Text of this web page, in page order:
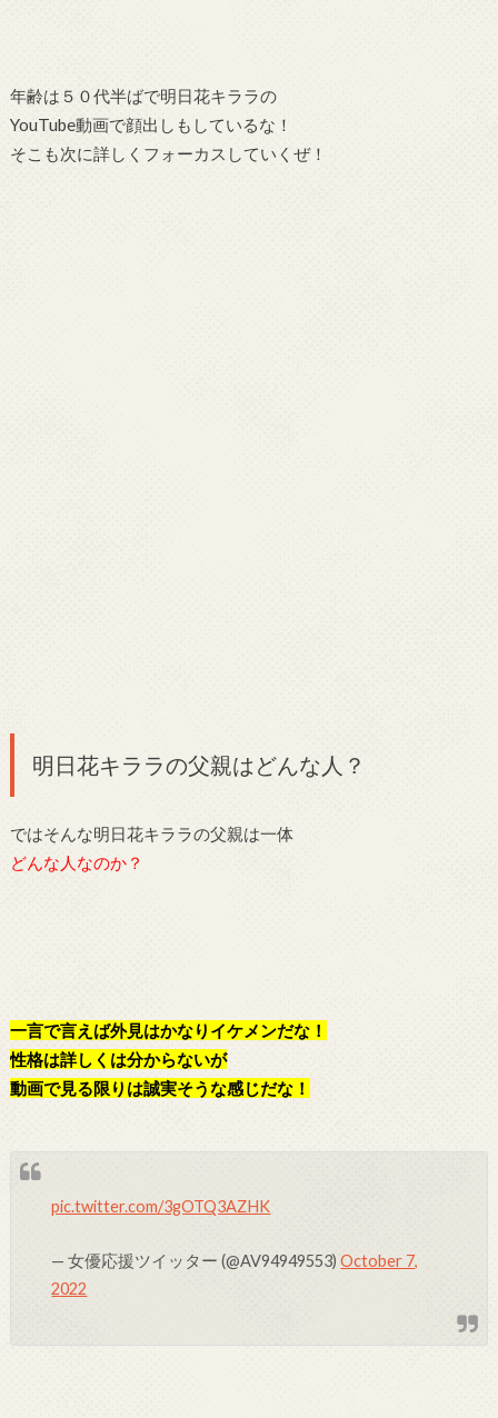
年齢は５０代半ばで明日花キララの
YouTube動画で顔出しもしているな！
そこも次に詳しくフォーカスしていくぜ！
明日花キララの父親はどんな人？
ではそんな明日花キララの父親は一体
どんな人なのか？
一言で言えば外見はかなりイケメンだな！
性格は詳しくは分からないが
動画で見る限りは誠実そうな感じだな！
pic.twitter.com/3gOTQ3AZHK
— 女優応援ツイッター (@AV94949553)October 7,
2022